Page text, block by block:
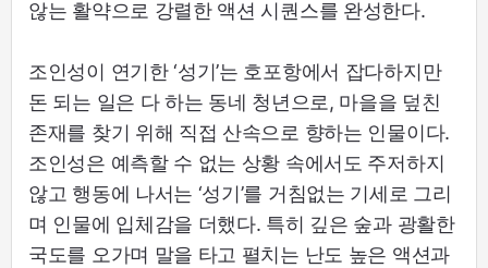
않는 활약으로 강렬한 액션 시퀀스를 완성한다.
조인성이 연기한 ‘성기’는 호포항에서 잡다하지만
돈 되는 일은 다 하는 동네 청년으로, 마을을 덮친
존재를 찾기 위해 직접 산속으로 향하는 인물이다.
조인성은 예측할 수 없는 상황 속에서도 주저하지
않고 행동에 나서는 ‘성기’를 거침없는 기세로 그리
며 인물에 입체감을 더했다. 특히 깊은 숲과 광활한
국도를 오가며 말을 타고 펼치는 난도 높은 액션과